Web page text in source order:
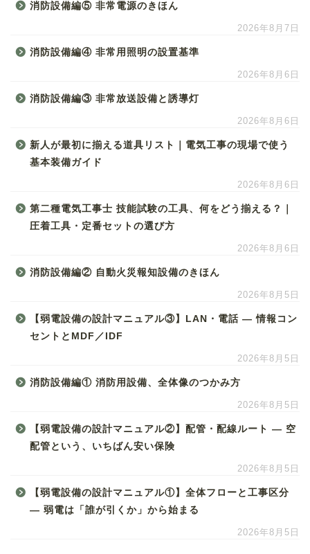
消防設備編⑤ 非常電源のきほん
2026年8月7日
消防設備編④ 非常用照明の設置基準
2026年8月6日
消防設備編③ 非常放送設備と誘導灯
2026年8月6日
新人が最初に揃える道具リスト｜電気工事の現場で使う
基本装備ガイド
2026年8月6日
第二種電気工事士 技能試験の工具、何をどう揃える？｜
圧着工具・定番セットの選び方
2026年8月6日
消防設備編② 自動火災報知設備のきほん
2026年8月5日
【弱電設備の設計マニュアル③】LAN・電話 ― 情報コン
セントとMDF／IDF
2026年8月5日
消防設備編① 消防用設備、全体像のつかみ方
2026年8月5日
【弱電設備の設計マニュアル②】配管・配線ルート ― 空
配管という、いちばん安い保険
2026年8月5日
【弱電設備の設計マニュアル①】全体フローと工事区分
― 弱電は「誰が引くか」から始まる
2026年8月5日